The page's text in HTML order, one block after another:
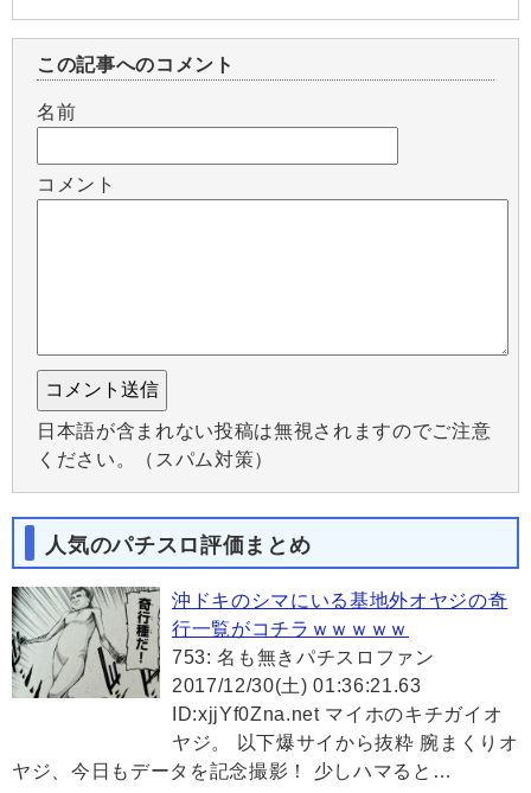
この記事へのコメント
名前
コメント
日本語が含まれない投稿は無視されますのでご注意
ください。（スパム対策）
人気のパチスロ評価まとめ
沖ドキのシマにいる基地外オヤジの奇
行一覧がコチラｗｗｗｗｗ
753: 名も無きパチスロファン
2017/12/30(土) 01:36:21.63
ID:xjjYf0Zna.net マイホのキチガイオ
ヤジ。 以下爆サイから抜粋 腕まくりオ
ヤジ、今日もデータを記念撮影！ 少しハマると…